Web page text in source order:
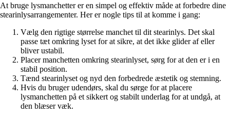
At bruge lysmanchetter er en simpel og effektiv måde at forbedre dine
stearinlysarrangementer. Her er nogle tips til at komme i gang:
Vælg den rigtige størrelse manchet til dit stearinlys. Det skal
passe tæt omkring lyset for at sikre, at det ikke glider af eller
bliver ustabil.
Placer manchetten omkring stearinlyset, sørg for at den er i en
stabil position.
Tænd stearinlyset og nyd den forbedrede æstetik og stemning.
Hvis du bruger udendørs, skal du sørge for at placere
lysmanchetten på et sikkert og stabilt underlag for at undgå, at
den blæser væk.